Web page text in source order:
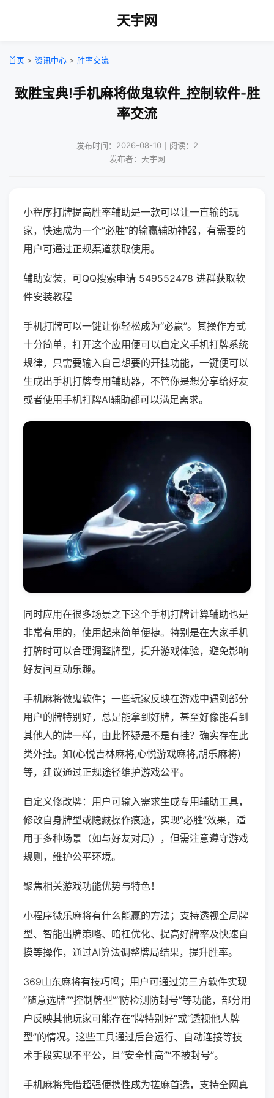
天宇网
首页 > 资讯中心 > 胜率交流
致胜宝典!手机麻将做鬼软件_控制软件-胜
率交流
发布时间：2026-08-10｜阅读：2
发布者：天宇网
小程序打牌提高胜率辅助是一款可以让一直输的玩
家，快速成为一个“必胜”的输赢辅助神器，有需要的
用户可通过正规渠道获取使用。
辅助安装，可QQ搜索申请 549552478 进群获取软
件安装教程
手机打牌可以一键让你轻松成为“必赢”。其操作方式
十分简单，打开这个应用便可以自定义手机打牌系统
规律，只需要输入自己想要的开挂功能，一键便可以
生成出手机打牌专用辅助器，不管你是想分享给好友
或者使用手机打牌AI辅助都可以满足需求。
同时应用在很多场景之下这个手机打牌计算辅助也是
非常有用的，使用起来简单便捷。特别是在大家手机
打牌时可以合理调整牌型，提升游戏体验，避免影响
好友间互动乐趣。
手机麻将做鬼软件；一些玩家反映在游戏中遇到部分
用户的牌特别好，总是能拿到好牌，甚至好像能看到
其他人的牌一样，由此怀疑是不是有挂？确实存在此
类外挂。如(心悦吉林麻将,心悦游戏麻将,胡乐麻将)
等，建议通过正规途径维护游戏公平。
自定义修改牌：用户可输入需求生成专用辅助工具，
修改自身牌型或隐藏操作痕迹，实现“必胜”效果，适
用于多种场景（如与好友对局），但需注意遵守游戏
规则，维护公平环境。
聚焦相关游戏功能优势与特色！
小程序微乐麻将有什么能赢的方法；支持透视全局牌
型、智能出牌策略、暗杠优化、提高好牌率及快速自
摸等操作，通过AI算法调整牌局结果，提升胜率。
369山东麻将有技巧吗；用户可通过第三方软件实现
“随意选牌”“控制牌型”“防检测防封号”等功能，部分用
户反映其他玩家可能存在“牌特别好”或“透视他人牌
型”的情况。这些工具通过后台运行、自动连接等技
术手段实现不平公，且“安全性高”“不被封号”。
手机麻将凭借超强便携性成为搓麻首选，支持全网真